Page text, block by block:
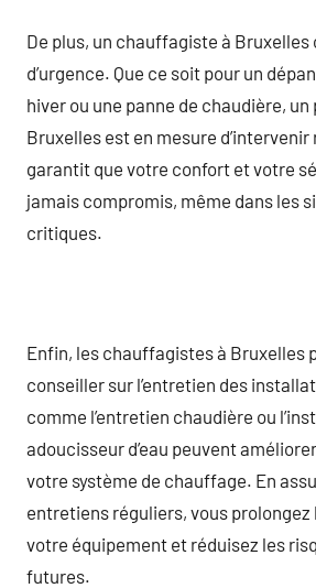
De plus, un chauffagiste à
d’urgence. Que ce soit pour un
hiver ou une panne de chaudière,
Bruxelles est en mesure
garantit que votre confort et votre
jamais compromis, même dans les
critiques.
Enfin, les chauffagistes à Bruxelles
conseiller sur l’entretien des
comme l’entretien chaudière ou
adoucisseur d’eau peuvent
votre système de chauffage. En
entretiens réguliers, vous prolongez
votre équipement et réduisez les
futures.